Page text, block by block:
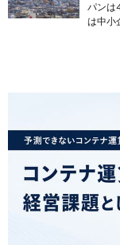
パンは
は中小